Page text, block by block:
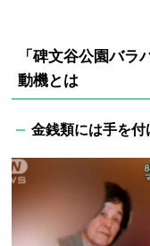
「碑文谷公園バラ
動機とは
金銭類には手を付